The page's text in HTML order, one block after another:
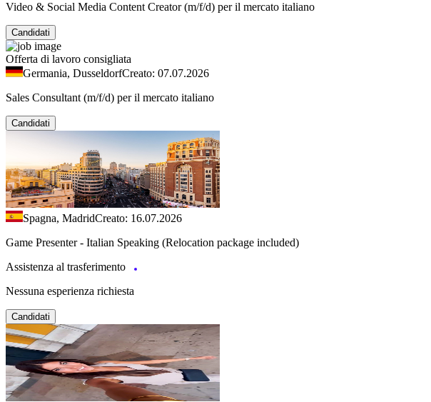
Video & Social Media Content Creator (m/f/d) per il mercato italiano
Candidati
Offerta di lavoro consigliata
Germania, DusseldorfCreato: 07.07.2026
Sales Consultant (m/f/d) per il mercato italiano
Candidati
Spagna, MadridCreato: 16.07.2026
Game Presenter - Italian Speaking (Relocation package included)
Assistenza al trasferimento
Nessuna esperienza richiesta
Candidati